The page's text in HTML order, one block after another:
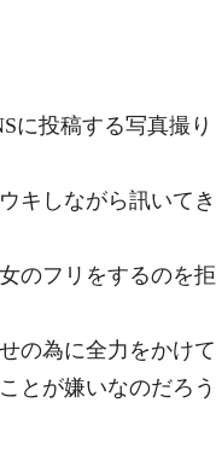
投稿する写真撮り
キしながら訊いてき
のフリをするのを
の為に全力をかけて
とが嫌いなのだろう